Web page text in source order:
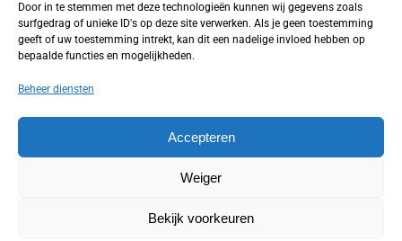
Door in te stemmen met deze technologieën kunnen wij gegevens zoals
surfgedrag of unieke ID's op deze site verwerken. Als je geen toestemming
geeft of uw toestemming intrekt, kan dit een nadelige invloed hebben op
bepaalde functies en mogelijkheden.
Beheer diensten
Accepteren
Weiger
Bekijk voorkeuren